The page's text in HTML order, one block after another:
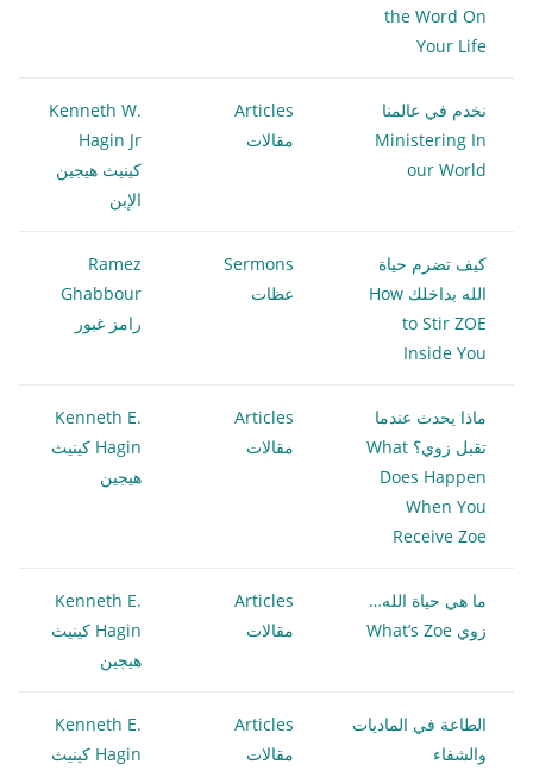
the Word On
Your Life
نخدم في عالمنا
Ministering In
our World
Articles
مقالات
Kenneth W.
Hagin Jr
كينيث هيجين
الإبن
كيف تضرم حياة
الله بداخلك How
to Stir ZOE
Inside You
Sermons
عظات
Ramez
Ghabbour
رامز غبور
ماذا يحدث عندما
تقبل زوي؟ What
Does Happen
When You
Receive Zoe
Articles
مقالات
Kenneth E.
Hagin كينيث
هيجين
ما هي حياة الله…
زوي What’s Zoe
Articles
مقالات
Kenneth E.
Hagin كينيث
هيجين
الطاعة في الماديات
والشفاء
Articles
مقالات
Kenneth E.
Hagin كينيث